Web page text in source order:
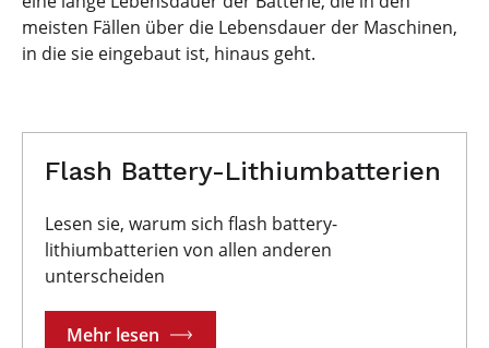
meisten Fällen über die Lebensdauer der Maschinen,
in die sie eingebaut ist, hinaus geht.
Flash Battery-Lithiumbatterien
Lesen sie, warum sich flash battery-
lithiumbatterien von allen anderen
unterscheiden
Mehr lesen